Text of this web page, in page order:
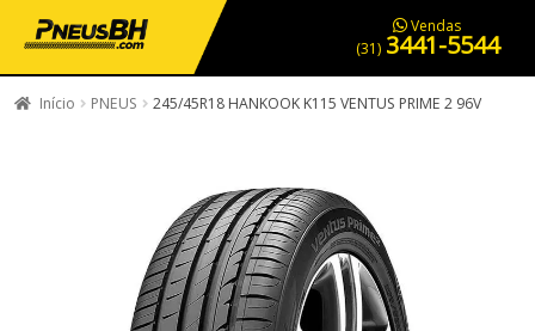
PNEUS EM OFERTA SERVIÇOS AUTOMOTIVOS NOSSA LOJA
Vendas
(31) 3441-5544
Início PNEUS 245/45R18 HANKOOK K115 VENTUS PRIME 2 96V